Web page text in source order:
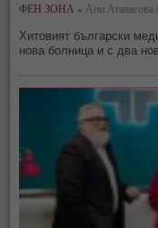
ФЕН ЗОНА » Ани Атанасова
Хитовият български
нова болница и с два